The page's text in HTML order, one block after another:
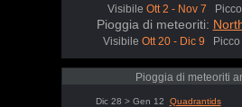
Visibile Ott 2 - Nov 7 Picco
Pioggia di meteoriti:
Visibile Ott 20 - Dic 9 Picco
Pioggia di meteoriti
Dic 28 > Gen 12 Quadrantids